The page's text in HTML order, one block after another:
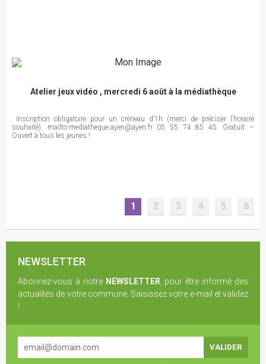
Atelier jeux vidéo , mercredi 6 août à la médiathèque
Inscription obligatoire pour un créneau d’1h (merci de préciser l’horaire
souhaité). mailto:mediatheque.ayen@ayen.fr 05 55 74 85 45. Gratuit –
Ouvert à tous les jeunes !
1 2 3 4 5 6
NEWSLETTER
Abonnez-vous à notre NEWSLETTER , pour être informé des
actualités de votre commune. Saisissez votre e-mail et validez
!